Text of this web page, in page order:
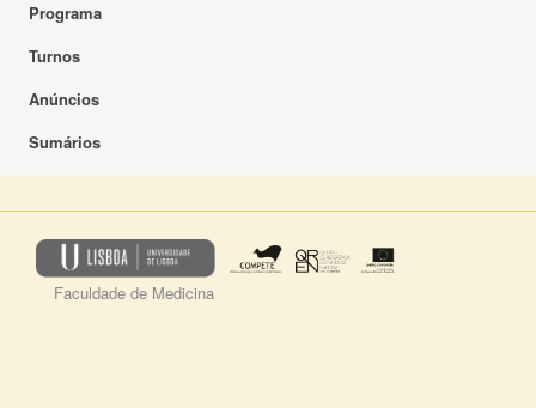
Programa
Turnos
Anúncios
Sumários
Faculdade de Medicina